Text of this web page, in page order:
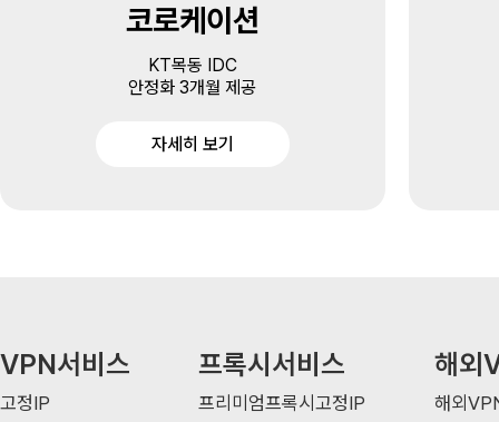
코로케이션
KT목동 IDC
안정화 3개월 제공
자세히 보기
VPN서비스
고정IP
프록시서비스
프리미엄프록시고정IP
해외
해외